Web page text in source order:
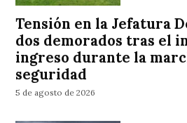
Tensión en la Jefatura
dos demorados tras el
ingreso durante la
seguridad
5 de agosto de 2026